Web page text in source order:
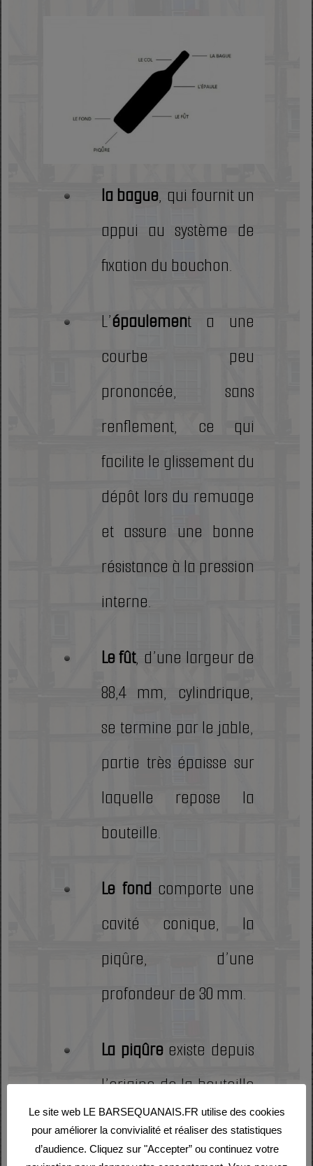
la bague, qui fournit un
appui au système de
fixation du bouchon.
L’épaulement a une
courbe peu
prononcée, sans
renflement, ce qui
facilite le glissement du
dépôt lors du remuage
et assure une bonne
résistance à la pression
interne.
Le fût, d’une largeur de
88,4 mm, cylindrique,
se termine par le jable,
partie très épaisse sur
laquelle repose la
bouteille.
Le fondcomporte une
cavité conique, la
piqûre, d’une
profondeur de 30 mm.
La piqûre existe depuis
l’origine de la bouteille
de champagne et les
raisons pour lesquelles
Le site web LE BARSEQUANAIS.FR utilise des cookies
pour améliorer la convivialité et réaliser des statistiques
d’audience. Cliquez sur "Accepter” ou continuez votre